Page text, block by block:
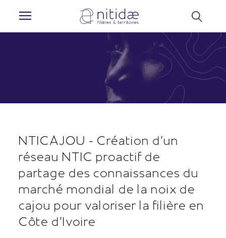
NTICAJOU - Création d’un
réseau NTIC proactif de
partage des connaissances du
marché mondial de la noix de
cajou pour valoriser la filière en
Côte d’Ivoire
Panneau de gestion des cookies